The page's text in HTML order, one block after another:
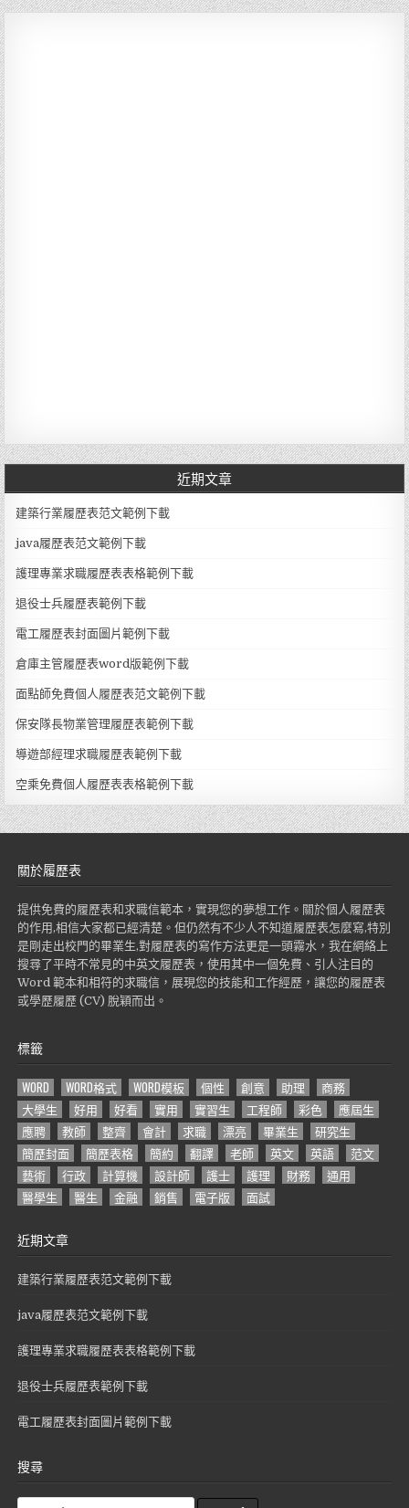
近期文章
建築行業履歷表范文範例下載
java履歷表范文範例下載
護理專業求職履歷表表格範例下載
退役士兵履歷表範例下載
電工履歷表封面圖片範例下載
倉庫主管履歷表word版範例下載
面點師免費個人履歷表范文範例下載
保安隊長物業管理履歷表範例下載
導遊部經理求職履歷表範例下載
空乘免費個人履歷表表格範例下載
關於履歷表
提供免費的履歷表和求職信範本，實現您的夢想工作。關於個人履歷表
的作用,相信大家都已經清楚。但仍然有不少人不知道履歷表怎麼寫,特別
是剛走出校門的畢業生,對履歷表的寫作方法更是一頭霧水，我在網絡上
搜尋了平時不常見的中英文履歷表，使用其中一個免費、引人注目的
Word 範本和相符的求職信，展現您的技能和工作經歷，讓您的履歷表
或學歷履歷 (CV) 脫穎而出。
標籤
WORD WORD格式 WORD模板 個性 創意 助理
商務
大學生
好用 好看 實用 實習生 工程師 彩色
應屆生
應聘
教師 整齊 會計 求職 漂亮 畢業生
研究生
簡歷封面
簡歷表格 簡約 翻譯 老師 英文 英語
范文
藝術
行政 計算機 設計師 護士 護理 財務
通用
醫學生
醫生 金融 銷售 電子版 面試
近期文章
建築行業履歷表范文範例下載
java履歷表范文範例下載
護理專業求職履歷表表格範例下載
退役士兵履歷表範例下載
電工履歷表封面圖片範例下載
搜尋